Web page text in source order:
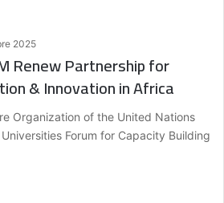
2025
Renew Partnership for
& Innovation in Africa
Organization of the United Nations
Forum for Capacity Building